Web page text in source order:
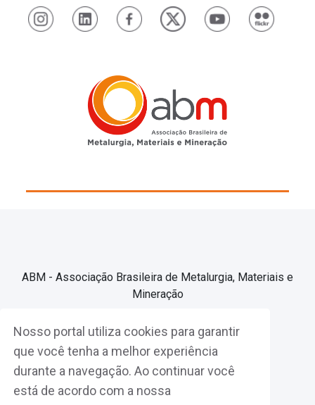
Nosso portal utiliza cookies para garantir
que você tenha a melhor experiência
durante a navegação. Ao continuar você
está de acordo com a nossa
ABM - Associação Brasileira de Metalurgia, Materiais e
Mineração
Associe-se
Fazer Login